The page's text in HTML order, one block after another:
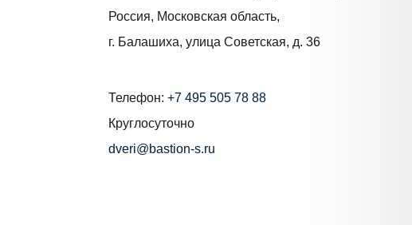
Россия, Московская область,
г. Балашиха, улица Советская, д. 36
Телефон: +7 495 505 78 88
Круглосуточно
dveri@bastion-s.ru